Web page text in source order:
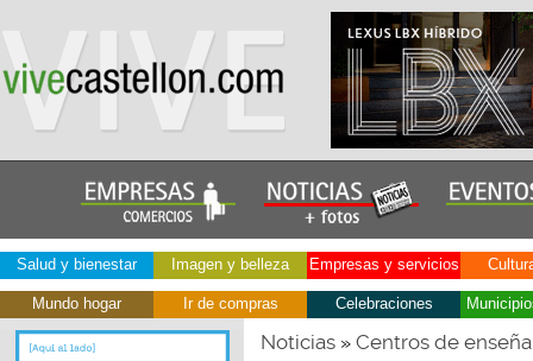
Salud y bienestar Imagen y belleza Empresas y servicios
Mundo hogar Ir de compras Celebraciones
Noticias» Centros de